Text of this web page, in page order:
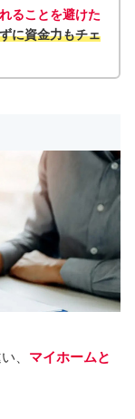
ることを避けた
に資金力もチェ
、 マイホームと